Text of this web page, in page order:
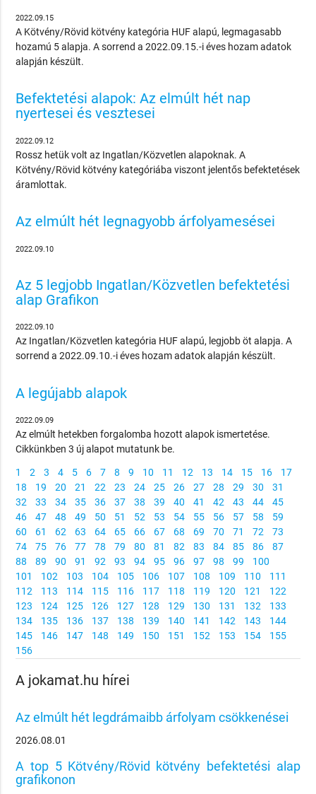
2022.09.15
A Kötvény/Rövid kötvény kategória HUF alapú, legmagasabb
hozamú 5 alapja. A sorrend a 2022.09.15.-i éves hozam adatok
alapján készült.
Befektetési alapok: Az elmúlt hét nap
nyertesei és vesztesei
2022.09.12
Rossz hetük volt az Ingatlan/Közvetlen alapoknak. A
Kötvény/Rövid kötvény kategóriába viszont jelentős befektetések
áramlottak.
Az elmúlt hét legnagyobb árfolyamesései
2022.09.10
Az 5 legjobb Ingatlan/Közvetlen befektetési
alap Grafikon
2022.09.10
Az Ingatlan/Közvetlen kategória HUF alapú, legjobb öt alapja. A
sorrend a 2022.09.10.-i éves hozam adatok alapján készült.
A legújabb alapok
2022.09.09
Az elmúlt hetekben forgalomba hozott alapok ismertetése.
Cikkünkben 3 új alapot mutatunk be.
1 2 3 4 5 6 7 8 9 10 11 12 13 14 15 16
17
18
19 20 21 22 23 24 25 26 27 28 29 30
31
32
33 34 35 36 37 38 39 40 41 42 43 44
45
46
47 48 49 50 51 52 53 54 55 56 57 58
59
60
61 62 63 64 65 66 67 68 69 70 71 72
73
74
75 76 77 78 79 80 81 82 83 84 85 86
87
88
89 90 91 92 93 94 95 96 97 98 99
100
101
102 103 104 105 106 107 108 109 110
111
112
113 114 115 116 117 118 119 120 121
122
123
124 125 126 127 128 129 130 131 132
133
134
135 136 137 138 139 140 141 142 143
144
145
146 147 148 149 150 151 152 153 154
155
156
A jokamat.hu hírei
Az elmúlt hét legdrámaibb árfolyam csökkenései
2026.08.01
A top 5 Kötvény/Rövid kötvény befektetési alap
grafikonon